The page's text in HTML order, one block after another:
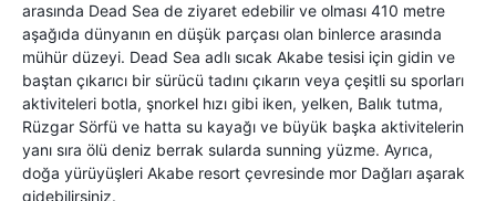
arasında Dead Sea de ziyaret edebilir ve olması 410 metre
aşağıda dünyanın en düşük parçası olan binlerce arasında
mühür düzeyi. Dead Sea adlı sıcak Akabe tesisi için gidin ve
baştan çıkarıcı bir sürücü tadını çıkarın veya çeşitli su sporları
aktiviteleri botla, şnorkel hızı gibi iken, yelken, Balık tutma,
Rüzgar Sörfü ve hatta su kayağı ve büyük başka aktivitelerin
yanı sıra ölü deniz berrak sularda sunning yüzme. Ayrıca,
doğa yürüyüşleri Akabe resort çevresinde mor Dağları aşarak
gidebilirsiniz.